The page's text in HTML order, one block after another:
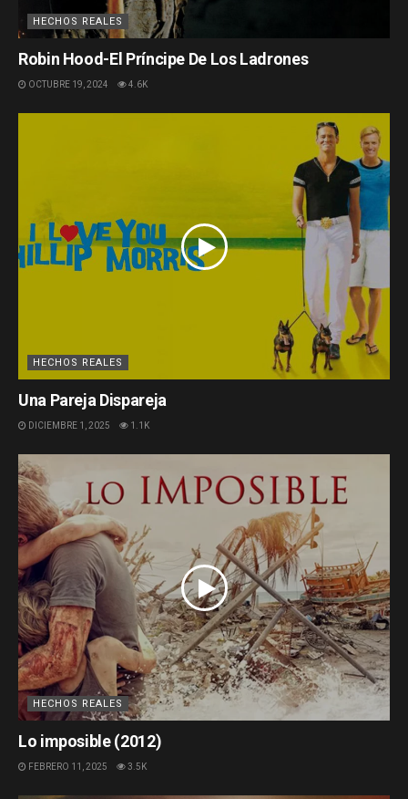
HECHOS REALES
Robin Hood-El Príncipe De Los Ladrones
OCTUBRE 19, 2024 4.6K
HECHOS REALES
Una Pareja Dispareja
DICIEMBRE 1, 2025 1.1K
HECHOS REALES
Lo imposible (2012)
FEBRERO 11, 2025 3.5K